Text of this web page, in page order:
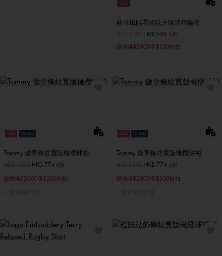
Sale
棒球風貼花標誌方版連帽衛衣
至HKD 595 5折
購物滿$2000享$200折扣
Sale Unisex
Tommy 徽章條紋寬版橄欖球衫
至HKD 774 6折
購物滿$2000享$200折扣
Sale Unisex
Tommy 徽章條紋寬版橄欖球衫
至HKD 774 6折
購物滿$2000享$200折扣